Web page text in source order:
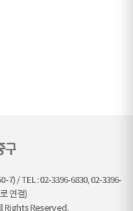
7) / TEL : 02-3396-6830, 02-3396-
연결)
Rights Reserved.